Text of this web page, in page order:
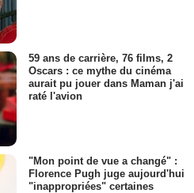
59 ans de carrière, 76 films, 2
Oscars : ce mythe du cinéma
aurait pu jouer dans Maman j'ai
raté l'avion
"Mon point de vue a changé" :
Florence Pugh juge aujourd'hui
"inappropriées" certaines